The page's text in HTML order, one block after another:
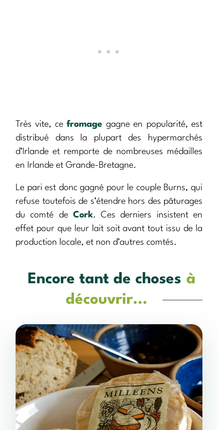
Très vite, cefromage gagne en popularité, est
distribué dans la plupart des hypermarchés
d’Irlande et remporte de nombreuses médailles
en Irlande et Grande-Bretagne.
Le pari est donc gagné pour le couple Burns, qui
refuse toutefois de s’étendre hors des pâturages
du comté de Cork. Ces derniers insistent en
effet pour que leur lait soit avant tout issu de la
production locale, et non d’autres comtés.
Encore tant de choses à
découvrir...